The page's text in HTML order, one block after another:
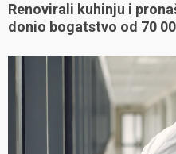
Renovirali kuhinju i
donio bogatstvo od 70